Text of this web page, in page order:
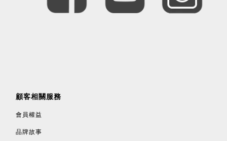
顧客相關服務
會員權益
品牌故事